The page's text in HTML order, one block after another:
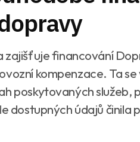
zajišťuje financování
kompenzace. Ta
poskytovaných služeb,
dostupných údajů činila